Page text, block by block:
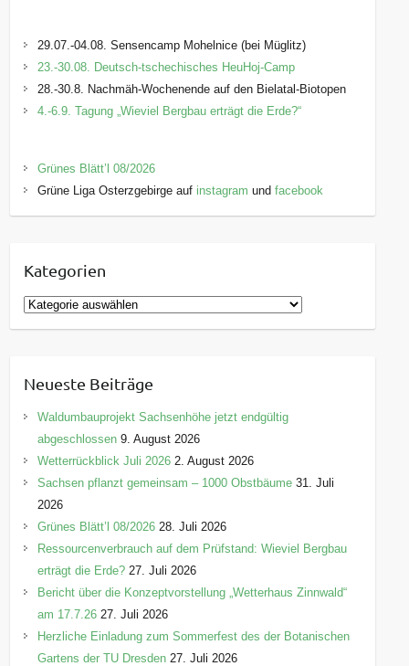
29.07.-04.08. Sensencamp Mohelnice (bei Müglitz)
23.-30.08. Deutsch-tschechisches HeuHoj-Camp
28.-30.8. Nachmäh-Wochenende auf den Bielatal-Biotopen
4.-6.9. Tagung „Wieviel Bergbau erträgt die Erde?“
Grünes Blätt’l 08/2026
Grüne Liga Osterzgebirge auf instagram undfacebook
Kategorien
K
a
g
o
i
e
Neueste Beiträge
Waldumbauprojekt Sachsenhöhe jetzt endgültig
abgeschlossen 9. August 2026
Wetterrückblick Juli 2026 2. August 2026
Sachsen pflanzt gemeinsam – 1000 Obstbäume 31. Juli
2026
Grünes Blätt’l 08/2026 28. Juli 2026
Ressourcenverbrauch auf dem Prüfstand: Wieviel Bergbau
erträgt die Erde? 27. Juli 2026
Bericht über die Konzeptvorstellung „Wetterhaus Zinnwald“
am 17.7.26 27. Juli 2026
Herzliche Einladung zum Sommerfest des der Botanischen
Gartens der TU Dresden 27. Juli 2026